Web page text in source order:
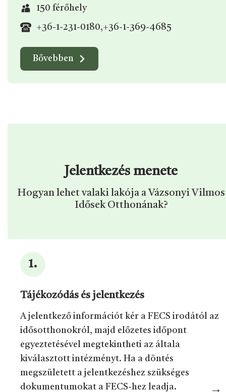
150 férőhely
+36-1-231-0180,+36-1-369-4685
Bővebben
Jelentkezés menete
Hogyan lehet valaki lakója a Vázsonyi Vilmos
Idősek Otthonának?
Tájékozódás és jelentkezés
A jelentkező információt kér a FECS irodától az
idősotthonokról, majd előzetes időpont
egyeztetésével megtekintheti az általa
kiválasztott intézményt. Ha a döntés
megszületett a jelentkezéshez szükséges
dokumentumokat a FECS-hez leadja.